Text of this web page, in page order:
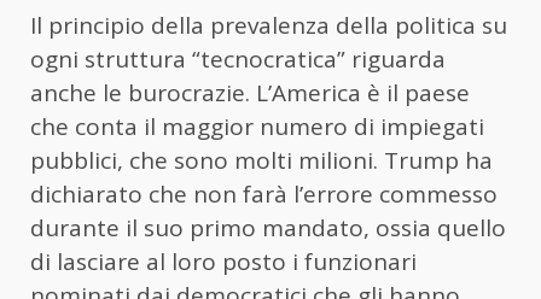
Il principio della prevalenza della politica su
ogni struttura “tecnocratica” riguarda
anche le burocrazie. L’America è il paese
che conta il maggior numero di impiegati
pubblici, che sono molti milioni. Trump ha
dichiarato che non farà l’errore commesso
durante il suo primo mandato, ossia quello
di lasciare al loro posto i funzionari